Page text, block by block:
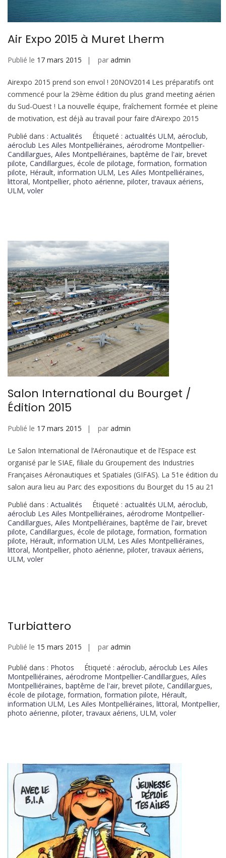
Air Expo 2015 à Muret Lherm
Publié le 17 mars 2015 par admin
Airexpo 2015 prend son envol ! 20NOV2014 Les préparatifs ont
commencé pour la 29ème édition du plus grand meeting aérien
du Sud-Ouest ! La nouvelle équipe, fraîchement formée et pleine
de motivation, est déjà au travail pour faire d’Airexpo 2015
Publié dans : Actualités Étiqueté : actualités ULM, aéroclub,
aéroclub Les Ailes Montpelliéraines, aérodrome Montpellier-
Candillargues, Ailes Montpelliéraines, baptême de l'air, brevet
pilote, Candillargues, école de pilotage, formation, formation
pilote, Hérault, information ULM, Les Ailes Montpelliéraines,
littoral, Montpellier, photo aérienne, piloter,travaux aériens,
ULM, voler
Salon International du Bourget /
Édition 2015
Publié le 17 mars 2015 par admin
Le Salon International de l’Aéronautique et de l’Espace est
organisé par le SIAE, filiale du Groupement des Industries
Françaises Aéronautiques et Spatiales (GIFAS). La 51e édition du
salon aura lieu au Parc des expositions du Bourget du 15 au 21
Publié dans : Actualités Étiqueté : actualités ULM, aéroclub,
aéroclub Les Ailes Montpelliéraines, aérodrome Montpellier-
Candillargues, Ailes Montpelliéraines, baptême de l'air, brevet
pilote, Candillargues, école de pilotage, formation, formation
pilote, Hérault, information ULM, Les Ailes Montpelliéraines,
littoral, Montpellier, photo aérienne, piloter,travaux aériens,
ULM, voler
Turbiattero
Publié le 15 mars 2015 par admin
Publié dans : Photos Étiqueté : aéroclub, aéroclub Les Ailes
Montpelliéraines, aérodrome Montpellier-Candillargues, Ailes
Montpelliéraines, baptême de l'air, brevet pilote, Candillargues,
école de pilotage, formation, formation pilote, Hérault,
information ULM, Les Ailes Montpelliéraines, littoral, Montpellier,
photo aérienne, piloter,travaux aériens, ULM, voler